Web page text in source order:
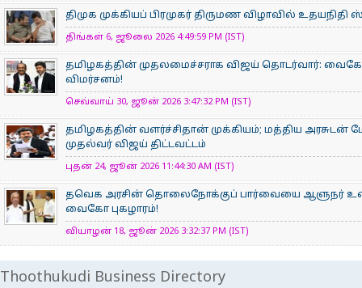
திமுக முக்கியப் பிரமுகர் திருமண விழாவில் உதயநிதி
திங்கள் 6, ஜூலை 2026 4:49:59 PM (IST)
தமிழகத்தின் முதலமைச்சராக விஜய் தொடர்வார்: வைகோ
விமர்சனம்!
செவ்வாய் 30, ஜூன் 2026 3:47:32 PM (IST)
தமிழகத்தின் வளர்ச்சிதான் முக்கியம்; மத்திய
முதல்வர் விஜய் திட்டவட்டம்
புதன் 24, ஜூன் 2026 11:44:30 AM (IST)
தவெக அரசின் தொலைநோக்குப் பார்வையை ஆளுநர் உரை
வைகோ புகழாரம்!
வியாழன் 18, ஜூன் 2026 3:32:37 PM (IST)
Thoothukudi Business Directory